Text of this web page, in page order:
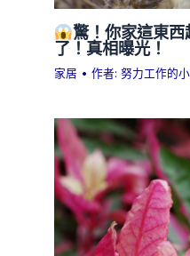
驚！你家這東
了！真相曝光！
家居 • 作者:努力工作的